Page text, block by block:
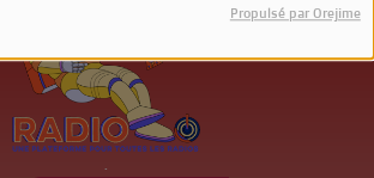
Propulsé par Orejime
.